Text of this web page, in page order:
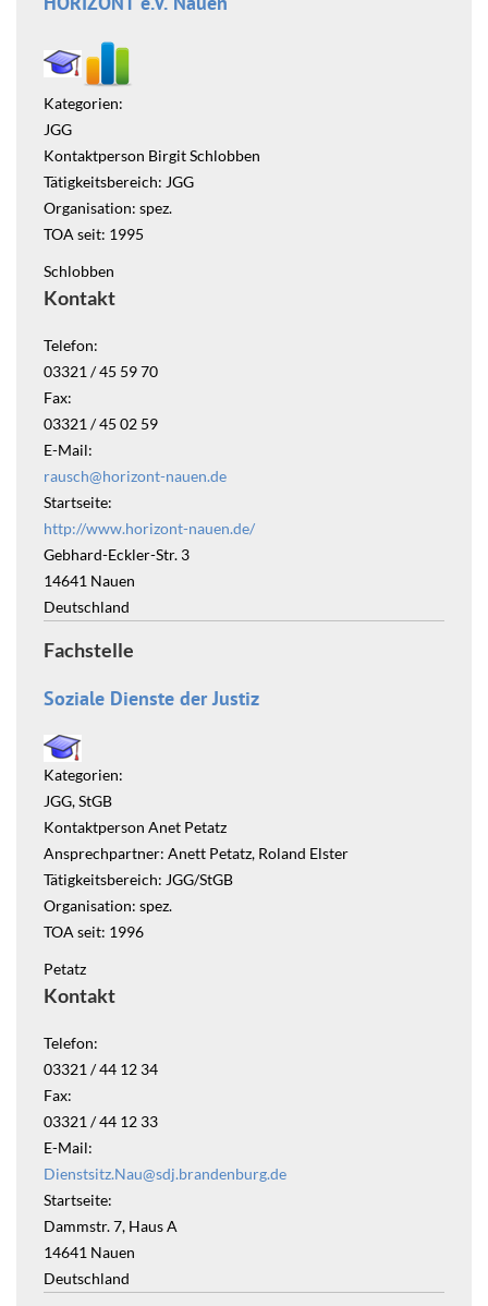
Kategorien:
JGG
Kontaktperson Birgit Schlobben
Tätigkeitsbereich: JGG
Organisation: spez.
TOA seit: 1995
Schlobben
Kontakt
Telefon:
03321 / 45 59 70
Fax:
03321 / 45 02 59
E-Mail:
rausch@horizont-nauen.de
Startseite:
http://www.horizont-nauen.de/
Gebhard-Eckler-Str. 3
14641 Nauen
Deutschland
Fachstelle
Soziale Dienste der Justiz
Kategorien:
JGG, StGB
Kontaktperson Anet Petatz
Ansprechpartner: Anett Petatz, Roland Elster
Tätigkeitsbereich: JGG/StGB
Organisation: spez.
TOA seit: 1996
Petatz
Kontakt
Telefon:
03321 / 44 12 34
Fax:
03321 / 44 12 33
E-Mail:
Dienstsitz.Nau@sdj.brandenburg.de
Startseite:
Dammstr. 7, Haus A
14641 Nauen
Deutschland